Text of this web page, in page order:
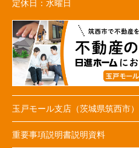
定休日： 水曜日
玉戸モール支店（茨城県筑西市）
重要事項説明書説明資料